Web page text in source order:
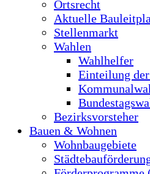
Ortsrecht
Aktuelle
Stellenmarkt
Wahlen
Wahlhelfer
Einteilung
Bezirksvorsteher
Bauen & Wohnen
Wohnbaugebiete